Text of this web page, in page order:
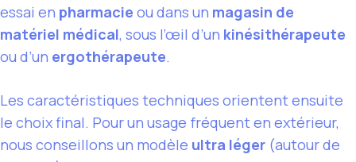
essai en pharmacie ou dans un magasin de
matériel médical, sous l’œil d’un kinésithérapeute
ou d’un ergothérapeute.
Les caractéristiques techniques orientent ensuite
le choix final. Pour un usage fréquent en extérieur,
nous conseillons un modèle ultra léger (autour de